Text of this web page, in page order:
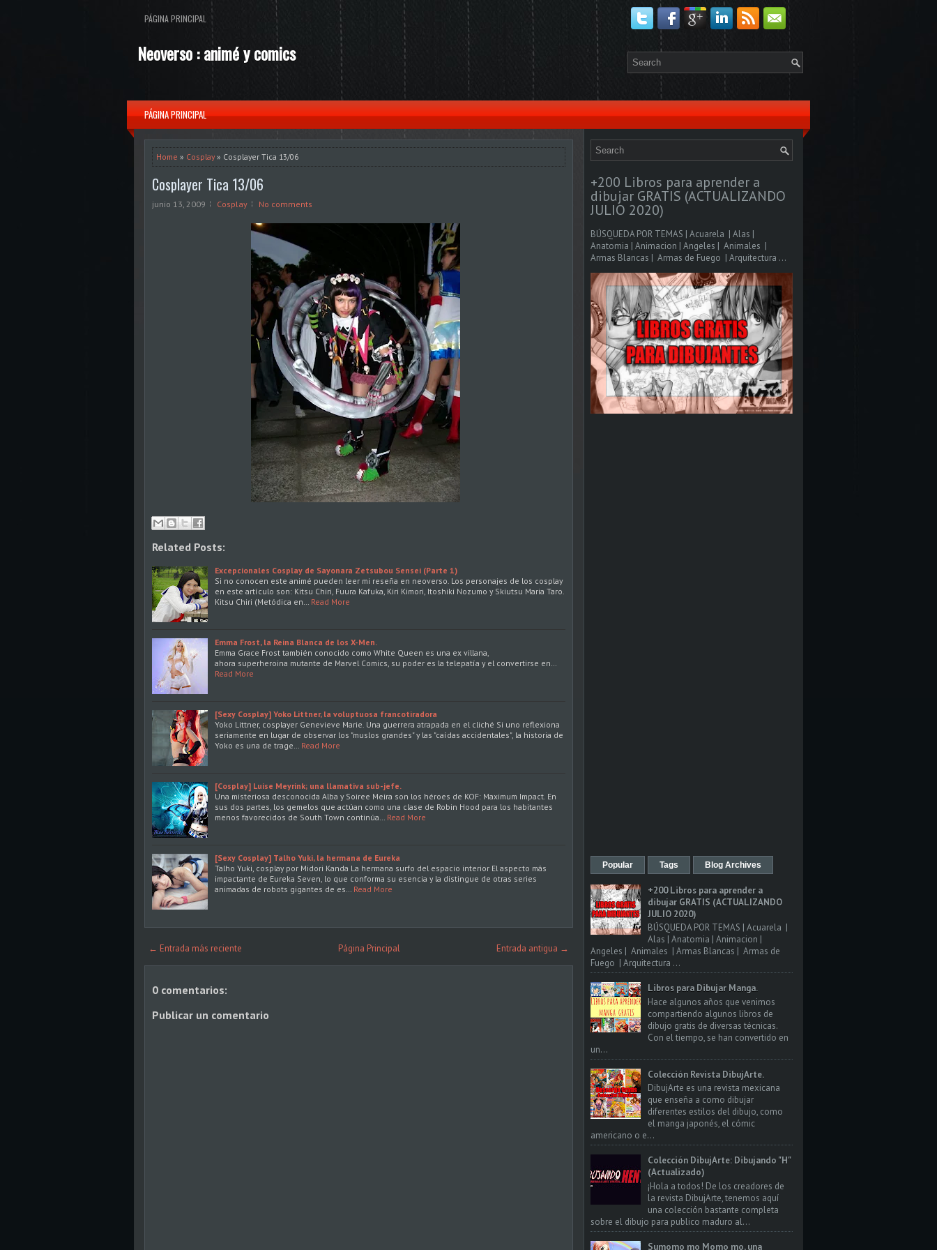
PÁGINA PRINCIPAL
Neoverso : animé y comics
PÁGINA PRINCIPAL
Home » Cosplay» Cosplayer Tica 13/06
Cosplayer Tica 13/06
junio 13, 2009 Cosplay No comments
Related Posts:
Excepcionales Cosplay de Sayonara Zetsubou Sensei (Parte 1)
Si no conocen este animé pueden leer mi reseña en neoverso. Los personajes de los cosplay
en este artículo son: Kitsu Chiri, Fuura Kafuka, Kiri Kimori, Itoshiki Nozumo y Skiutsu Maria Taro.
Kitsu Chiri (Metódica en…
Read More
Emma Frost, la Reina Blanca de los X-Men.
Emma Grace Frost también conocido como White Queen es una ex villana,
ahora superheroina mutante de Marvel Comics, su poder es la telepatía y el convertirse en…
Read More
[Sexy Cosplay] Yoko Littner, la voluptuosa francotiradora
Yoko Littner, cosplayer Genevieve Marie. Una guerrera atrapada en el cliché Si uno reflexiona
seriamente en lugar de observar los "muslos grandes" y las "caídas accidentales", la historia de
Yoko es una de trage…
Read More
[Cosplay] Luise Meyrink; una llamativa sub-jefe.
Una misteriosa desconocida Alba y Soiree Meira son los héroes de KOF: Maximum Impact. En
sus dos partes, los gemelos que actúan como una clase de Robin Hood para los habitantes
menos favorecidos de South Town continúa…
Read More
[Sexy Cosplay] Talho Yuki, la hermana de Eureka
Talho Yuki, cosplay por Midori Kanda La hermana surfo del espacio interior El aspecto más
impactante de Eureka Seven, lo que conforma su esencia y la distingue de otras series
animadas de robots gigantes de es…
Read More
← Entrada más reciente Entrada antigua →
Página Principal
0 comentarios:
Publicar un comentario
+200 Libros para aprender a
dibujar GRATIS (ACTUALIZANDO
JULIO 2020)
BÚSQUEDA POR TEMAS | Acuarela | Alas |
Anatomia | Animacion | Angeles | Animales |
Armas Blancas | Armas de Fuego | Arquitectura ...
Popular Tags Blog Archives
+200 Libros para aprender a
dibujar GRATIS (ACTUALIZANDO
JULIO 2020)
BÚSQUEDA POR TEMAS | Acuarela |
Alas | Anatomia | Animacion |
Angeles | Animales | Armas Blancas | Armas de
Fuego | Arquitectura ...
Libros para Dibujar Manga.
Hace algunos años que venimos
compartiendo algunos libros de
dibujo gratis de diversas técnicas.
Con el tiempo, se han convertido en
un...
Colección Revista DibujArte.
DibujArte es una revista mexicana
que enseña a como dibujar
diferentes estilos del dibujo, como
el manga japonés, el cómic
americano o e...
Colección DibujArte: Dibujando "H"
(Actualizado)
¡Hola a todos! De los creadores de
la revista DibujArte, tenemos aquí
una colección bastante completa
sobre el dibujo para publico maduro al...
Sumomo mo Momo mo, una